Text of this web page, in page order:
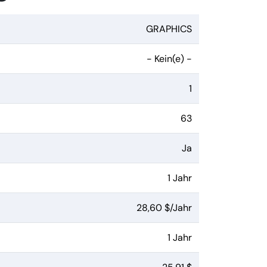
GRAPHICS
- Kein(e) -
1
63
Ja
1 Jahr
28,60 $/Jahr
1 Jahr